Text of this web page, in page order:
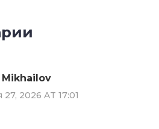
27, 2026 AT 17:01